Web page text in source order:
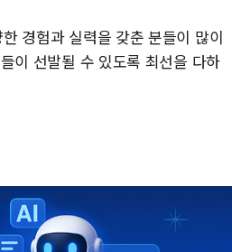
경험과 실력을 갖춘 분들이 많이
이 선발될 수 있도록 최선을 다하